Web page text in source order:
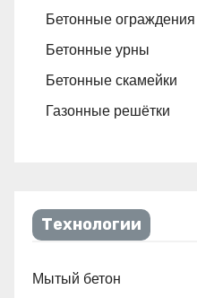
Бетонные ограждения
Бетонные урны
Бетонные скамейки
Газонные решётки
Технологии
Мытый бетон